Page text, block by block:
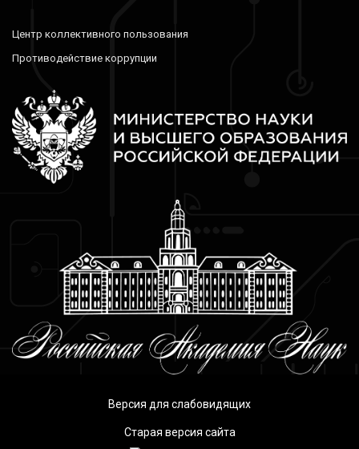
Центр коллективного пользования
Противодействие коррупции
Версия для слабовидящих
Старая версия сайта